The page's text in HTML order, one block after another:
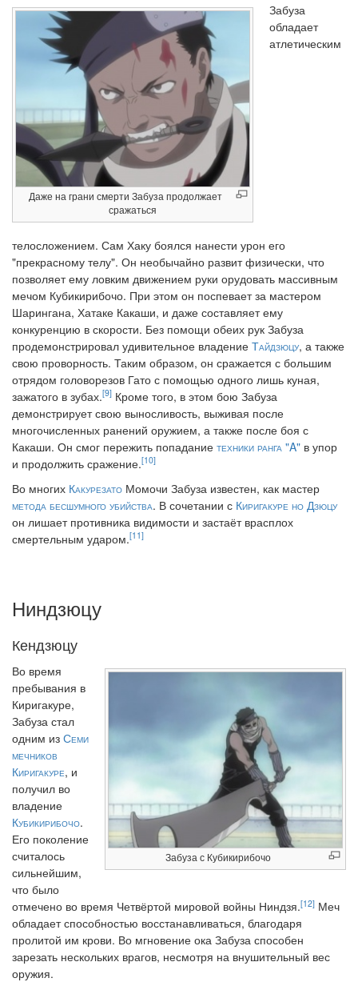
Даже на грани смерти Забуза продолжает
сражаться
Забуза
обладает
атлетическим
телосложением. Сам Хаку боялся нанести урон его
"прекрасному телу". Он необычайно развит физически, что
позволяет ему ловким движением руки орудовать массивным
мечом Кубикирибочо. При этом он поспевает за мастером
Шарингана, Хатаке Какаши, и даже составляет ему
конкуренцию в скорости. Без помощи обеих рук Забуза
продемонстрировал удивительное владение Тайдзюцу, а также
свою проворность. Таким образом, он сражается с большим
отрядом головорезов Гато с помощью одного лишь куная,
зажатого в зубах.[9] Кроме того, в этом бою Забуза
демонстрирует свою выносливость, выживая после
многочисленных ранений оружием, а также после боя с
Какаши. Он смог пережить попадание техники ранга "A" в упор
и продолжить сражение.[10]
Во многих Какурезато Момочи Забуза известен, как мастер
метода бесшумного убийства. В сочетании с Киригакуре но Дзюцу
он лишает противника видимости и застаёт врасплох
смертельным ударом.[11]
Ниндзюцу
Кендзюцу
Забуза с Кубикирибочо
Во время
пребывания в
Киригакуре,
Забуза стал
одним из Семи
мечников
Киригакуре, и
получил во
владение
Кубикирибочо.
Его поколение
считалось
сильнейшим,
что было
отмечено во время Четвёртой мировой войны Ниндзя.[12] Меч
обладает способностью восстанавливаться, благодаря
пролитой им крови. Во мгновение ока Забуза способен
зарезать нескольких врагов, несмотря на внушительный вес
оружия.